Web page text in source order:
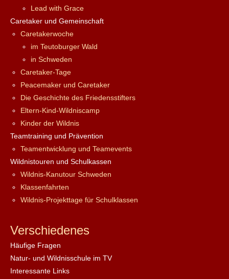
Lead with Grace
Caretaker und Gemeinschaft
Caretakerwoche
im Teutoburger Wald
in Schweden
Caretaker-Tage
Peacemaker und Caretaker
Die Geschichte des Friedensstifters
Eltern-Kind-Wildniscamp
Kinder der Wildnis
Teamtraining und Prävention
Teamentwicklung und Teamevents
Wildnistouren und Schulkassen
Wildnis-Kanutour Schweden
Klassenfahrten
Wildnis-Projekttage für Schulklassen
Verschiedenes
Häufige Fragen
Natur- und Wildnisschule im TV
Interessante Links